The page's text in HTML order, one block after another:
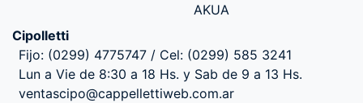
AKUA
Cipolletti
Fijo: (0299) 4775747 / Cel: (0299) 585 3241
Lun a Vie de 8:30 a 18 Hs. y Sab de 9 a 13 Hs.
ventascipo@cappellettiweb.com.ar